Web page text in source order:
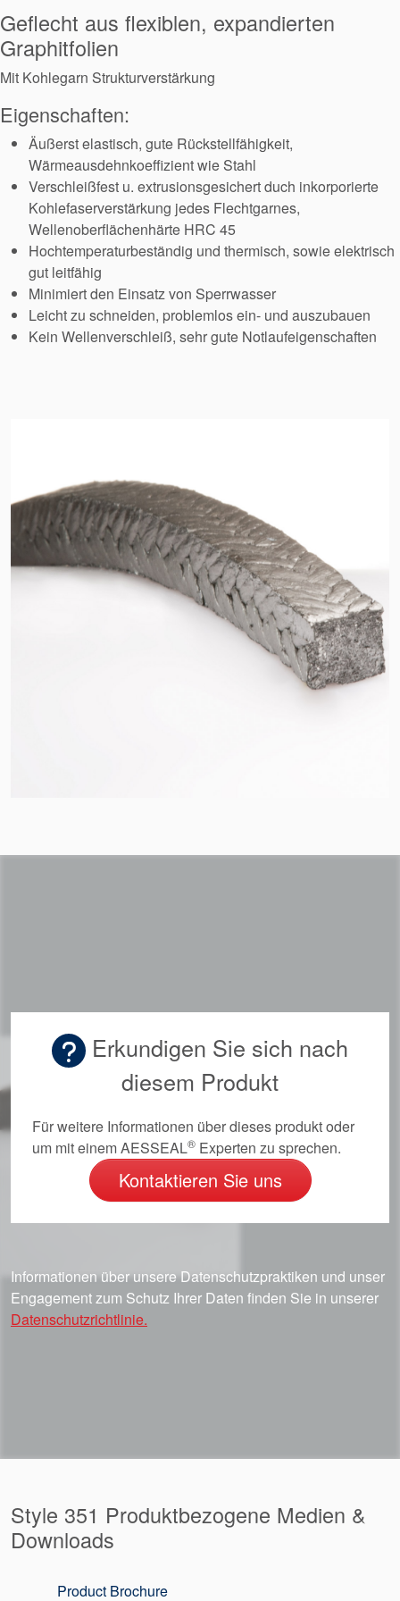
Kontaktieren Sie uns
Standorte
Neuigkeiten
Nachhaltigkeit
Akademie
Produktbroschüren
Video
Geflecht aus flexiblen, expandierten
Graphitfolien
Mit Kohlegarn Strukturverstärkung
Eigenschaften:
Äußerst elastisch, gute Rückstellfähigkeit,
Wärmeausdehnkoeffizient wie Stahl
Verschleißfest u. extrusionsgesichert duch inkorporierte
Kohlefaserverstärkung jedes Flechtgarnes,
Wellenoberflächenhärte HRC 45
Hochtemperaturbeständig und thermisch, sowie elektrisch
gut leitfähig
Minimiert den Einsatz von Sperrwasser
Leicht zu schneiden, problemlos ein- und auszubauen
Kein Wellenverschleiß, sehr gute Notlaufeigenschaften
Erkundigen Sie sich nach
diesem Produkt
Für weitere Informationen über dieses produkt oder
um mit einem AESSEAL® Experten zu sprechen.
Kontaktieren Sie uns
Informationen über unsere Datenschutzpraktiken und unser
Engagement zum Schutz Ihrer Daten finden Sie in unserer
Datenschutzrichtlinie.
Style 351 Produktbezogene Medien &
Downloads
Product Brochure